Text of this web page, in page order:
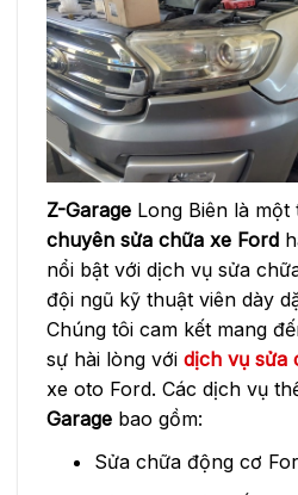
Z-Garage Long Biên là
chuyên sửa chữa xe Ford
nổi bật với dịch vụ sửa
đội ngũ kỹ thuật viên dày
Chúng tôi cam kết mang
sự hài lòng với dịch vụ sửa
xe oto Ford. Các dịch vụ
Garage bao gồm:
Sửa chữa động cơ